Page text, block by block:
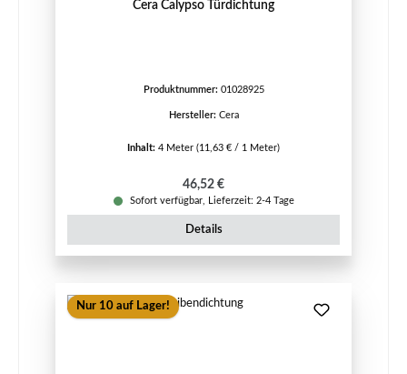
Cera Calypso Türdichtung
Produktnummer: 01028925
Hersteller: Cera
Inhalt: 4 Meter (11,63 € / 1 Meter)
Regulärer Preis:
46,52 €
Sofort verfügbar, Lieferzeit: 2-4 Tage
Details
Nur 10 auf Lager!